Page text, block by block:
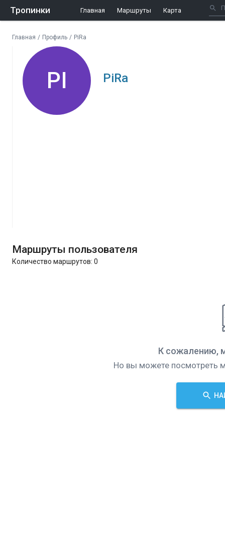
Тропинки Главная Маршруты Карта
Главная / Профиль / PiRa
PI PiRa
Маршруты пользователя
Количество маршрутов: 0
К сожалению,
Но вы можете посмотреть